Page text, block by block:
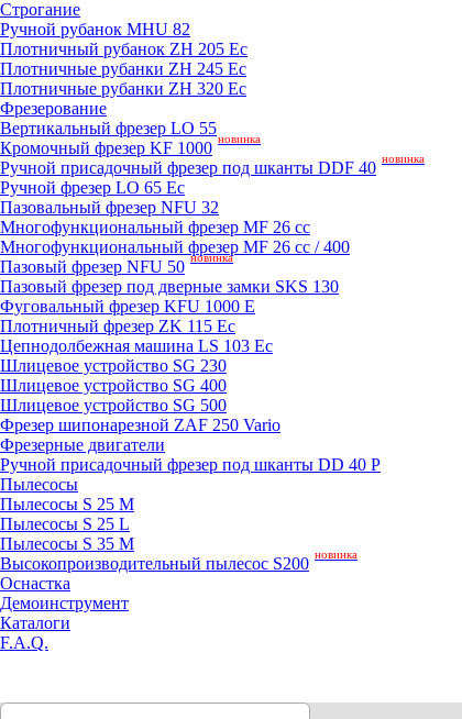
Строгание
Ручной рубанок MHU 82
Плотничный рубанок ZH 205 Ec
Плотничные рубанки ZH 245 Ec
Плотничные рубанки ZH 320 Ec
Фрезерование
Вертикальный фрезер LO 55
Кромочный фрезер KF 1000 новинка
Ручной присадочный фрезер под шканты DDF 40 новинка
Ручной фрезер LO 65 Ec
Пазовальный фрезер NFU 32
Mногофункциональный фрезер MF 26 cc
Mногофункциональный фрезер MF 26 cc / 400
Пазовый фрезер NFU 50 новинка
Пазовый фрезер под дверные замки SKS 130
Фуговальный фрезер KFU 1000 E
Плотничный фрезер ZK 115 Ec
Цепнодолбежная машина LS 103 Ec
Шлицевое устройство SG 230
Шлицевое устройство SG 400
Шлицевое устройство SG 500
Фрезер шипонарезной ZAF 250 Vario
Фрезерные двигатели
Ручной присадочный фрезер под шканты DD 40 P
Пылесосы
Пылесосы S 25 M
Пылесосы S 25 L
Пылесосы S 35 M
Высокопроизводительный пылесос S200 новинка
Оснастка
Демоинструмент
Каталоги
F.A.Q.